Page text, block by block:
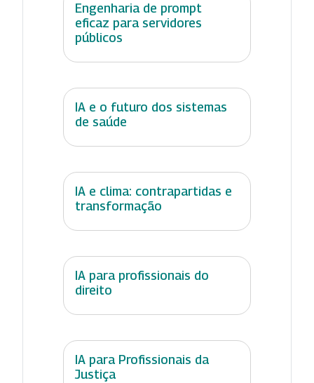
Engenharia de prompt
eficaz para servidores
públicos
IA e o futuro dos sistemas
de saúde
IA e clima: contrapartidas e
transformação
IA para profissionais do
direito
IA para Profissionais da
Justiça